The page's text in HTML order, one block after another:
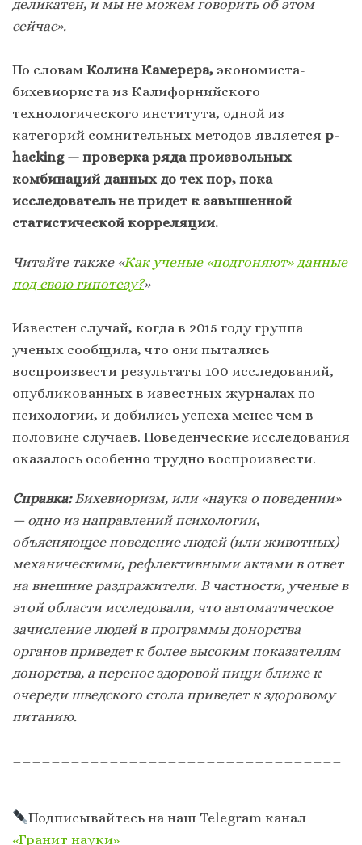
деликатен, и мы не можем говорить об этом
сейчас».
По словам Колина Камерера, экономиста-
бихевиориста из Калифорнийского
технологического института, одной из
категорий сомнительных методов является p-
hacking — проверка ряда произвольных
комбинаций данных до тех пор, пока
исследователь не придет к завышенной
статистической корреляции.
Читайте также «Как ученые «подгоняют» данные
под свою гипотезу?»
Известен случай, когда в 2015 году группа
ученых сообщила, что они пытались
воспроизвести результаты 100 исследований,
опубликованных в известных журналах по
психологии, и добились успеха менее чем в
половине случаев. Поведенческие исследования
оказалось особенно трудно воспроизвести.
Справка:Бихевиоризм, или «наука о поведении»
— одно из направлений психологии,
объясняющее поведение людей (или животных)
механическими, рефлективными актами в ответ
на внешние раздражители. В частности, ученые в
этой области исследовали, что автоматическое
зачисление людей в программы донорства
органов приведет к более высоким показателям
донорства, а перенос здоровой пищи ближе к
очереди шведского стола приведет к здоровому
питанию.
Подписывайтесь на наш Telegram канал
«Гранит науки»